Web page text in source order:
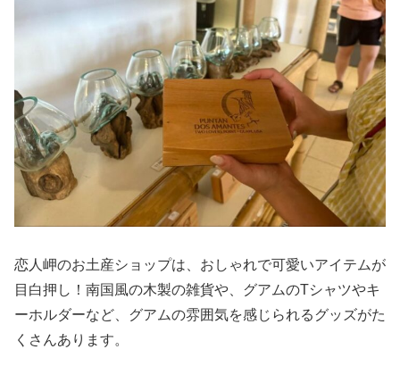
恋人岬のお土産ショップは、おしゃれで可愛いアイテムが
目白押し！南国風の木製の雑貨や、グアムのTシャツやキ
ーホルダーなど、グアムの雰囲気を感じられるグッズがた
くさんあります。